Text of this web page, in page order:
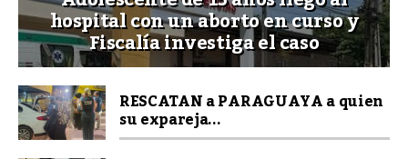
hospital con un aborto en curso y
Fiscalía investiga el caso
RESCATAN a PARAGUAYA a quien
su expareja...